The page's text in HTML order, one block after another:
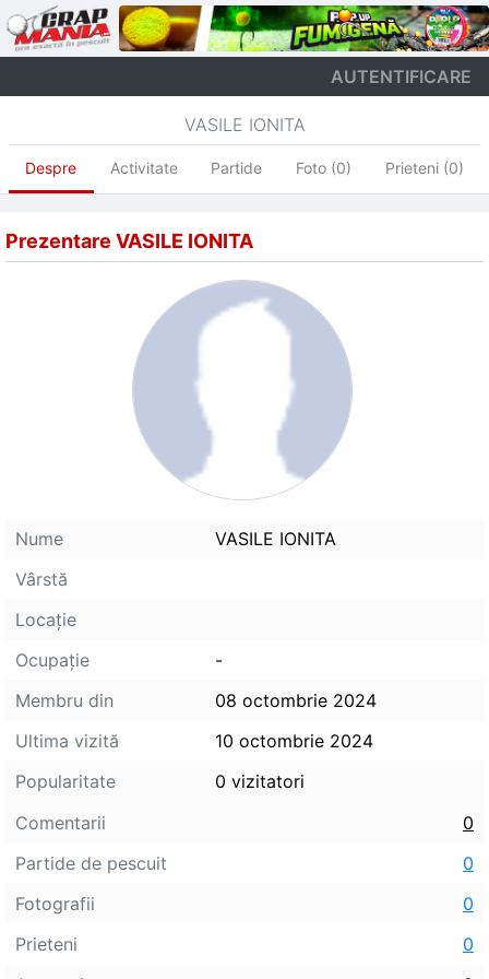
AUTENTIFICARE
VASILE IONITA
Despre Activitate Partide Foto (0) Prieteni (0)
Prezentare VASILE IONITA
Nume
VASILE IONITA
Vârstă
Locaţie
Ocupaţie
-
Membru din
08 octombrie 2024
Ultima vizită
10 octombrie 2024
Popularitate
0 vizitatori
Comentarii
0
Partide de pescuit
0
Fotografii
0
Prieteni
0